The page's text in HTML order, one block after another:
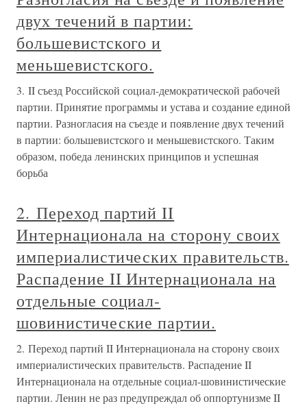
двух течений в партии:
большевистского и
меньшевистского.
3. II съезд Российской социал-демократической рабочей
партии. Принятие программы и устава и создание единой
партии. Разногласия на съезде и появление двух течений
в партии: большевистского и меньшевистского. Таким
образом, победа ленинских принципов и успешная
борьба
2. Переход партий II
Интернационала на сторону своих
империалистических правительств.
Распадение II Интернационала на
отдельные социал-
шовинистические партии.
2. Переход партий II Интернационала на сторону своих
империалистических правительств. Распадение II
Интернационала на отдельные социал-шовинистические
партии. Ленин не раз предупреждал об оппортунизме II